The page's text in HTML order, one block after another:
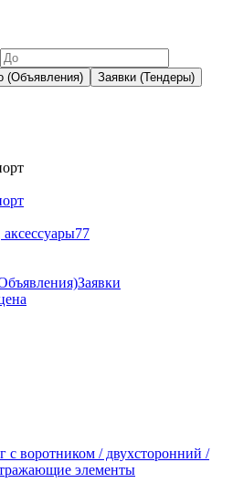
(Объявления)
Заявки (Тендеры)
77
Заявки
с воротником / двухсторонний /
элементы